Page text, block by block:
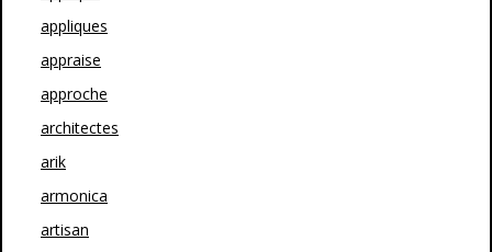
appliques
appraise
approche
architectes
arik
armonica
artisan